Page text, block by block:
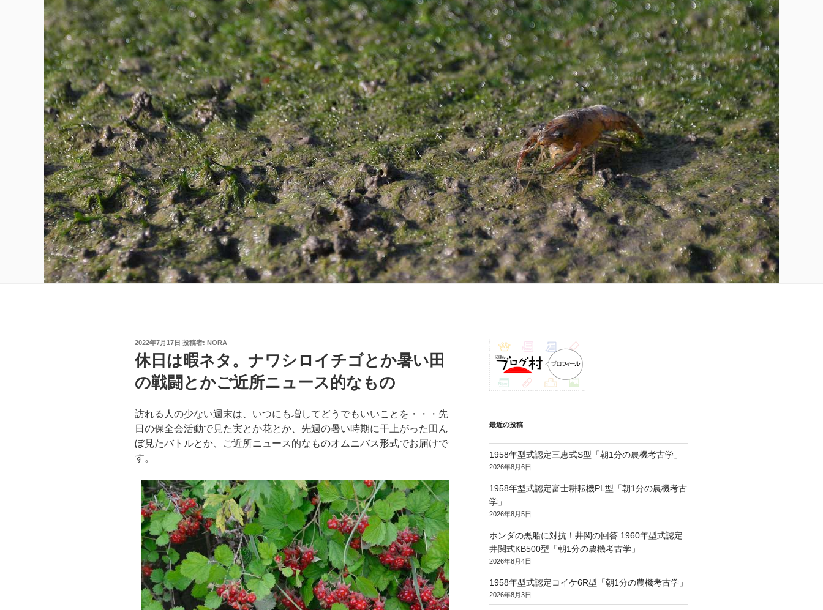
投
稿
日:
2022年7月17日 投稿者: NORA
休日は暇ネタ。ナワシロイチゴとか暑い田
の戦闘とかご近所ニュース的なもの
訪れる人の少ない週末は、いつにも増してどうでもいいことを・・・先
日の保全会活動で見た実とか花とか、先週の暑い時期に干上がった田ん
ぼ見たバトルとか、ご近所ニュース的なものオムニバス形式でお届けで
す。
最近の投稿
1958年型式認定三恵式S型「朝1分の農機考古学」
2026年8月6日
1958年型式認定富士耕耘機PL型「朝1分の農機考古
学」
2026年8月5日
ホンダの黒船に対抗！井関の回答 1960年型式認定
井関式KB500型「朝1分の農機考古学」
2026年8月4日
1958年型式認定コイケ6R型「朝1分の農機考古学」
2026年8月3日